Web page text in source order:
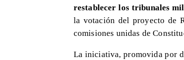
restablecer los tribunales
la votación del proyecto de
comisiones unidas de
La iniciativa, promovida por